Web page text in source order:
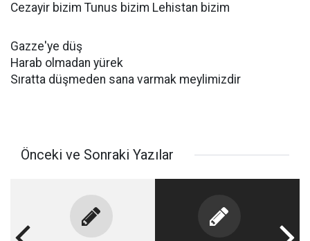
Cezayir bizim Tunus bizim Lehistan bizim
Gazze'ye düş
Harab olmadan yürek
Sıratta düşmeden sana varmak meylimizdir
Önceki ve Sonraki Yazılar